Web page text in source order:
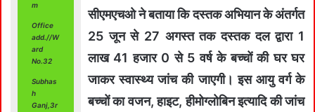
m
Office
add.//W
ard
No.32
Subhas
h
Ganj,3r
सीएमएचओ ने बताया कि दस्तक अभियान के अंतर्गत
25 जून से 27 अगस्त तक दस्तक दल द्वारा 1
लाख 41 हजार 0 से 5 वर्ष के बच्चों की घर घर
जाकर स्वास्थ्य जांच की जाएगी। इस आयु वर्ग के
बच्चों का वजन, हाइट, हीमोग्लोबिन इत्यादि की जांच